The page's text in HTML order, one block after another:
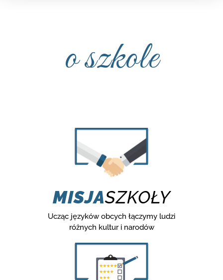
o szkole
MISJASZKOŁY
Ucząc języków obcych łączymy ludzi
różnych kultur i narodów